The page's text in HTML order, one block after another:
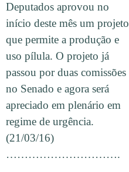
Deputados aprovou no
início deste mês um projeto
que permite a produção e
uso pílula. O projeto já
passou por duas comissões
no Senado e agora será
apreciado em plenário em
regime de urgência.
(21/03/16)
………………………….